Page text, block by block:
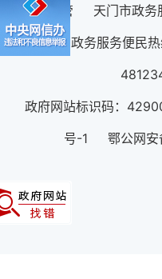
管 天门市政务
12345政务服务便民
政府网站标识码：
号-1 鄂公网安